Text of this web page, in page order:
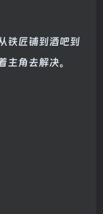
铁匠铺到酒吧到
角去解决。